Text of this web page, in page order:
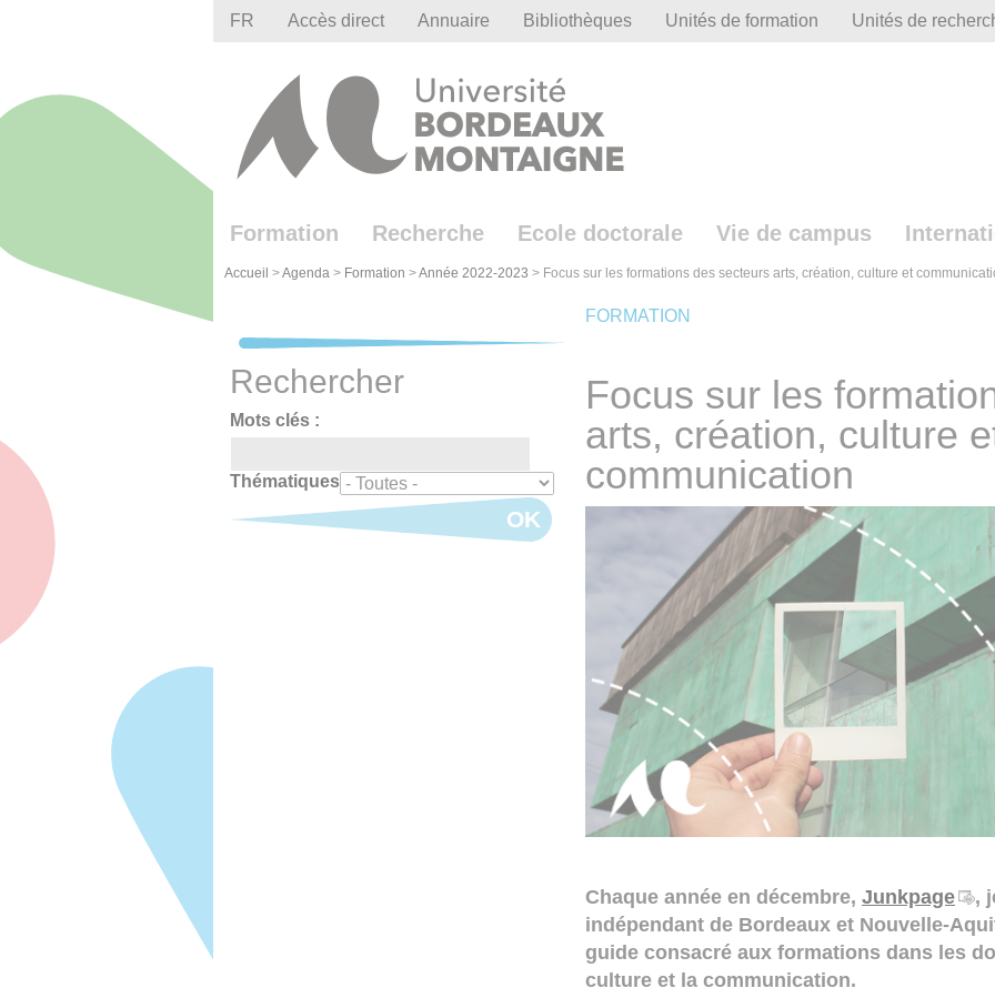
FR Accès direct Annuaire Bibliothèques Unités de formation Unités de
Formation Recherche Ecole doctorale Vie de campus
Accueil >Agenda > Formation >Année 2022-2023 > Focus sur les formations des secteurs arts, création, culture et
FORMATION
Focus sur les
arts, création, culture
communication
Chaque année en décembre, Junkpage
,
indépendant de Bordeaux et Nouvelle-
guide consacré aux formations dans les
culture et la communication.
Rechercher
Mots clés :
Thématiques
OK